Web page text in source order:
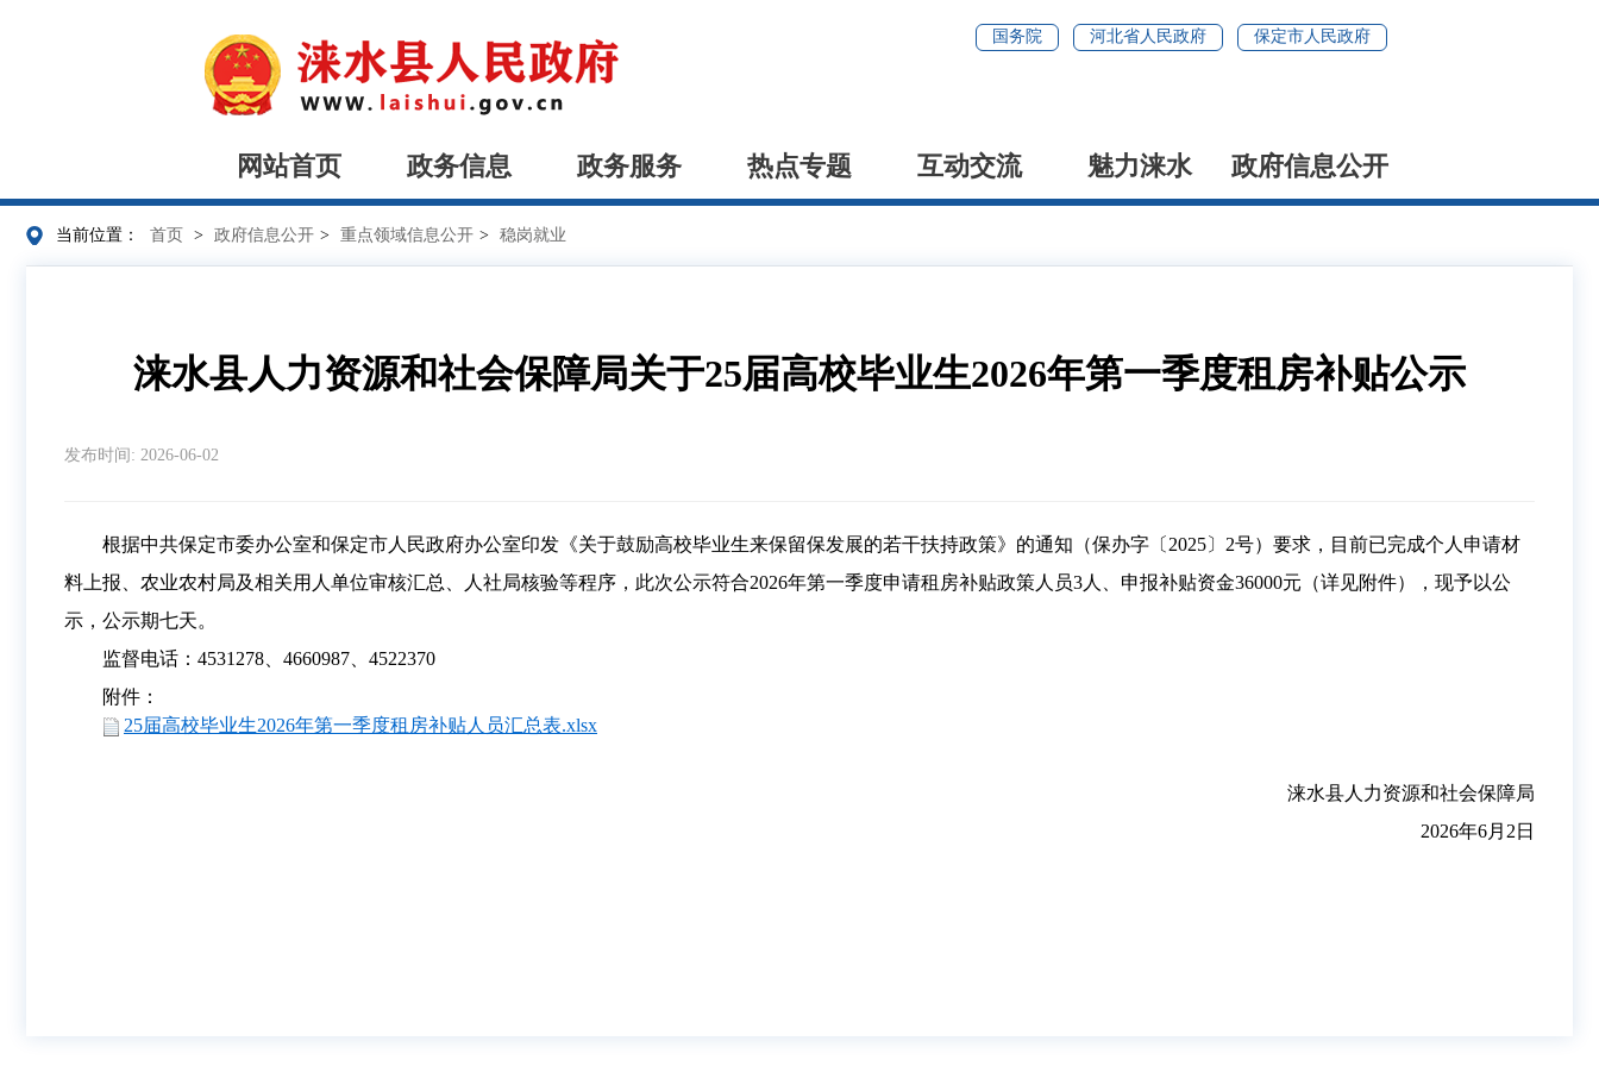
国务院 河北省人民政府 保定市人民政府
网站首页 政务信息 政务服务 热点专题 互动交流 魅力涞水 政府信息公开
当前位置： 首页 > 政府信息公开 > 重点领域信息公开 > 稳岗就业
涞水县人力资源和社会保障局关于25届高校毕业生2026年第一季度租房补贴公示
发布时间: 2026-06-02
根据中共保定市委办公室和保定市人民政府办公室印发《关于鼓励高校毕业生来保留保发展的若干扶持政策》的通知（保办字〔2025〕2号）要求，目前已完成个人申请材
料上报、农业农村局及相关用人单位审核汇总、人社局核验等程序，此次公示符合2026年第一季度申请租房补贴政策人员3人、申报补贴资金36000元（详见附件），现予以公
示，公示期七天。
监督电话：4531278、4660987、4522370
附件：
25届高校毕业生2026年第一季度租房补贴人员汇总表.xlsx
涞水县人力资源和社会保障局
2026年6月2日